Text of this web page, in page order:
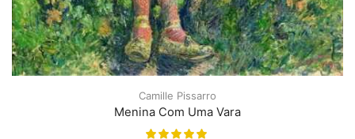
Camille Pissarro
Menina Com Uma Vara